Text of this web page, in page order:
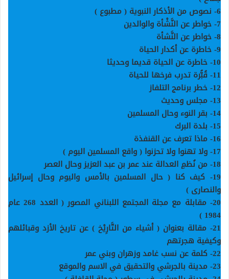
6- نصوص من الأذكار النبوية ( مطبوع )
7- خواطر عن النَّشْأة والوالدين
8- خواطر عن النَّشأة
9- خاطرة عن أكدار الحياة
10- خاطرة عن الحياة قديما وحديثا
11- قُبُّرة تدرب فرخها للحياة
12- خطر برنامج التلفاز
13- مجلس وحديث
14- بقر النوء وحال المسلمين
15- بلدة البرك
16- ماذا تعرف عن القنفذة
17- ولا تهنوا ولا تحزنوا ( واقع المسلمين اليوم )
18- من نُظمِ العدالة عند عمر بن عبد العزيز وحال العصر
19- كيف كنا ( حال المسلمين بالأمس واليوم وحال إسرائيل
والنصارى )
20-
مقابلة مع مجلة المجتمع اللبناني المصور ( العدد 268 عام
1984
)
21- مقالة بعنوان ( أشياء من التَّارِيْخ ) عن تاريخ الأزد وقبائلهم
وكيفية هجرتهم
22- كلمة عن نسب غامد وزهران وبني عمر
23- مدينة بالجرشي والتحقيق في الاسم والموقع